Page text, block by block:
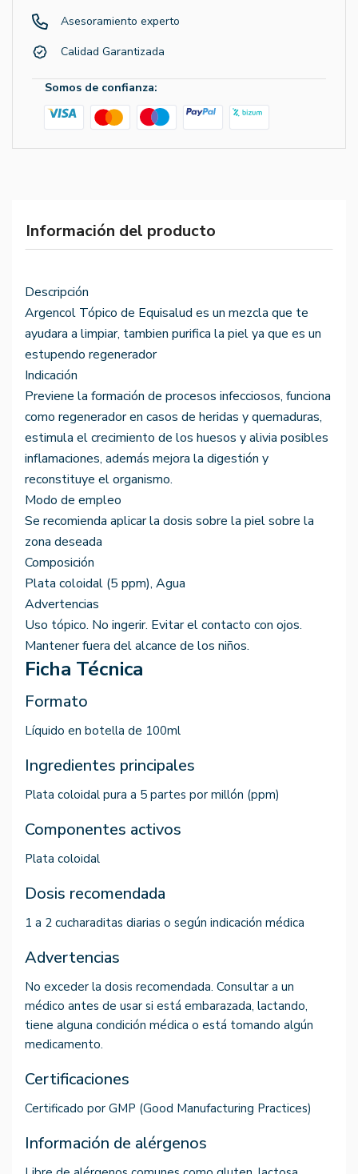
Asesoramiento experto
Calidad Garantizada
Somos de confianza:
Información del producto
Descripción
Argencol Tópico de Equisalud es un mezcla que te
ayudara a limpiar, tambien purifica la piel ya que es un
estupendo regenerador
Indicación
Previene la formación de procesos infecciosos, funciona
como regenerador en casos de heridas y quemaduras,
estimula el crecimiento de los huesos y alivia posibles
inflamaciones, además mejora la digestión y
reconstituye el organismo.
Modo de empleo
Se recomienda aplicar la dosis sobre la piel sobre la
zona deseada
Composición
Plata coloidal (5 ppm), Agua
Advertencias
Uso tópico. No ingerir. Evitar el contacto con ojos.
Mantener fuera del alcance de los niños.
Ficha Técnica
Formato
Líquido en botella de 100ml
Ingredientes principales
Plata coloidal pura a 5 partes por millón (ppm)
Componentes activos
Plata coloidal
Dosis recomendada
1 a 2 cucharaditas diarias o según indicación médica
Advertencias
No exceder la dosis recomendada. Consultar a un
médico antes de usar si está embarazada, lactando,
tiene alguna condición médica o está tomando algún
medicamento.
Certificaciones
Certificado por GMP (Good Manufacturing Practices)
Información de alérgenos